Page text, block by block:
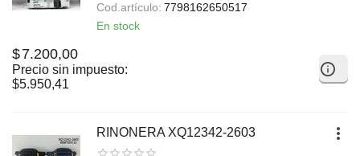
Cod.artículo: 7798162650517
En stock
$7.200,00
Precio sin impuesto:
$5.950,41
RINONERA XQ12342-2603